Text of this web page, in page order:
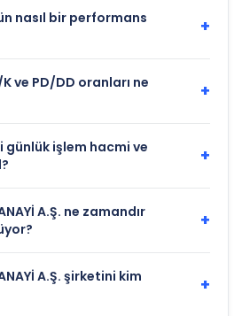
nasıl bir performans
+
ve PD/DD oranları ne
+
günlük işlem hacmi ve
+
A.Ş. ne zamandır
+
A.Ş. şirketini kim
+